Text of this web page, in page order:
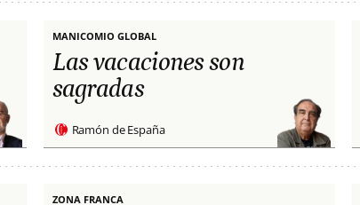
MANICOMIO GLOBAL
Las vacaciones son
sagradas
Ramón de España
ZONA FRANCA